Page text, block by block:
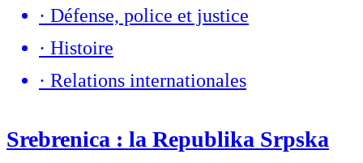
· Défense, police et justice
· Histoire
· Relations internationales
Srebrenica : la Republika Srpska